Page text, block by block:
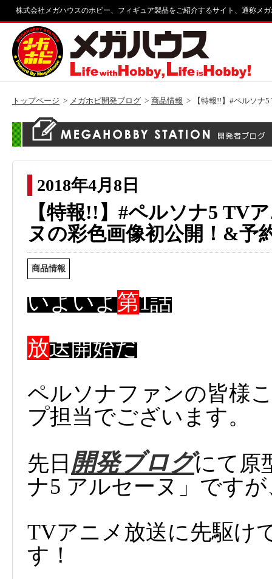
株式会社メガハウスのホビー、フィギュア製品をご紹介するサイト、通称メ
トップページ メガホビ開発ブログ 商品情報 【特報!!】#ペルソ
2018年4月8日
【特報!!】#ペルソナ5 TV
ヌの彩色画像初公開！&予
商品情報
いよいよ第1話
放送開始だ
ペルソナファンの皆様
プ担当でございます。
先日 開発ブログにて原
ナ5 アルセーヌ」ですが
TVアニメ放送に先駆け
す！